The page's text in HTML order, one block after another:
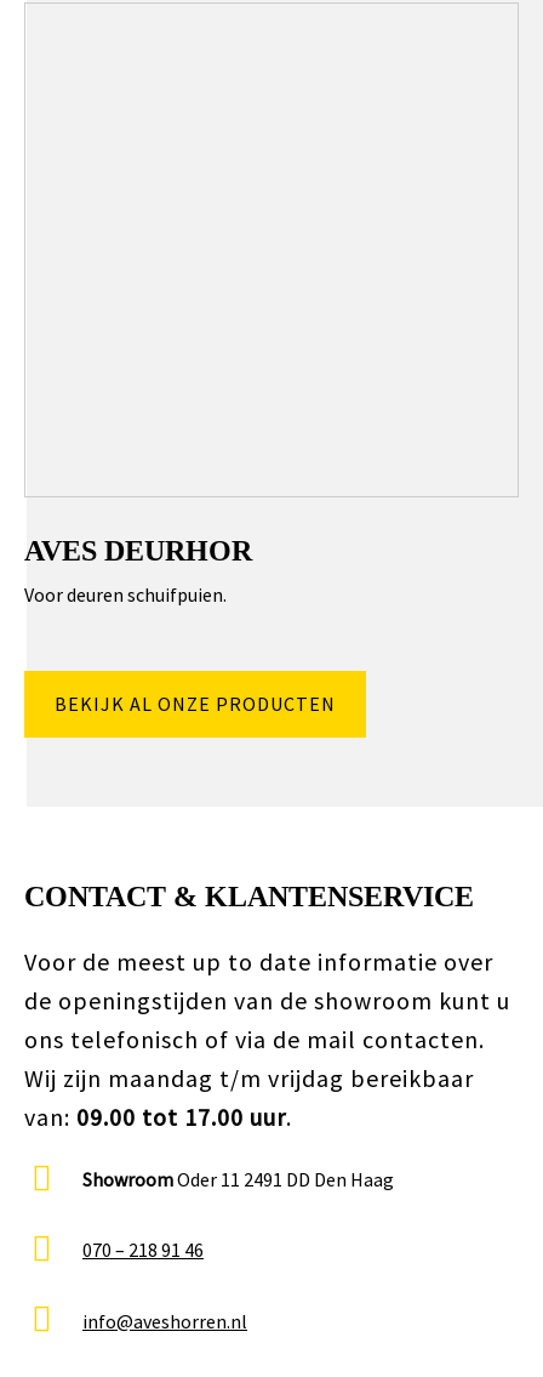
AVES DEURHOR
Voor deuren schuifpuien.
BEKIJK AL ONZE PRODUCTEN
CONTACT & KLANTENSERVICE
Voor de meest up to date informatie over
de openingstijden van de showroom kunt u
ons telefonisch of via de mail contacten.
Wij zijn maandag t/m vrijdag bereikbaar
van: 09.00 tot 17.00 uur.
ShowroomOder 11 2491 DD Den Haag
070 – 218 91 46
info@aveshorren.nl